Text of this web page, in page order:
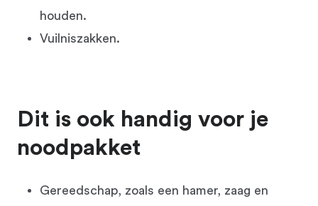
houden.
Vuilniszakken.
Dit is ook handig voor je
noodpakket
Gereedschap, zoals een hamer, zaag en